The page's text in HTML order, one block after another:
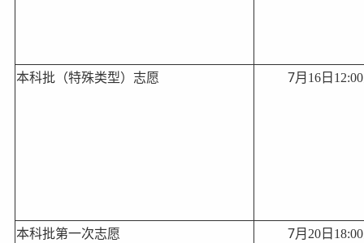
本科批（特殊类型）志愿 7月 16日 12:00
本科批第一次志愿 7月 20日 18:00